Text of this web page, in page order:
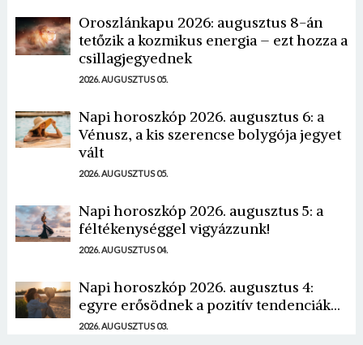
Oroszlánkapu 2026: augusztus 8-án
tetőzik a kozmikus energia – ezt hozza a
csillagjegyednek
2026. AUGUSZTUS 05.
Napi horoszkóp 2026. augusztus 6: a
Vénusz, a kis szerencse bolygója jegyet
vált
2026. AUGUSZTUS 05.
Napi horoszkóp 2026. augusztus 5: a
féltékenységgel vigyázzunk!
2026. AUGUSZTUS 04.
Napi horoszkóp 2026. augusztus 4:
egyre erősödnek a pozitív tendenciák...
2026. AUGUSZTUS 03.